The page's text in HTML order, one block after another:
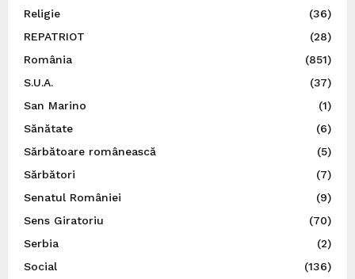
Religie
(36)
REPATRIOT
(28)
România
(851)
S.U.A.
(37)
San Marino
(1)
Sănătate
(6)
Sărbătoare românească
(5)
Sărbători
(7)
Senatul României
(9)
Sens Giratoriu
(70)
Serbia
(2)
Social
(136)